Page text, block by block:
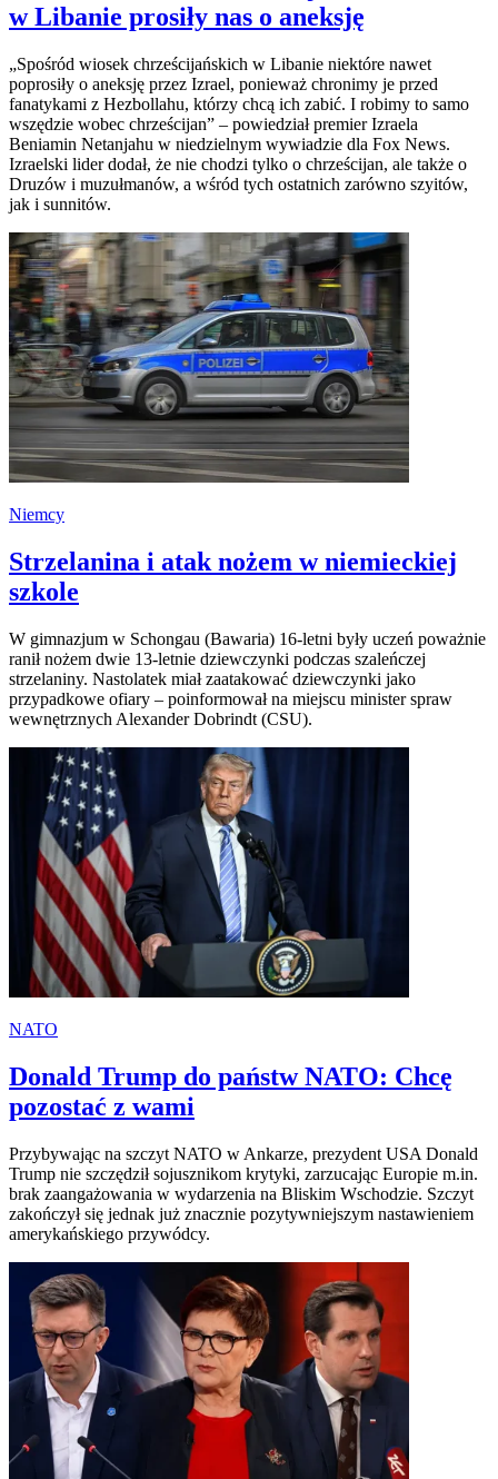
w Libanie prosiły nas o aneksję
„Spośród wiosek chrześcijańskich w Libanie niektóre nawet
poprosiły o aneksję przez Izrael, ponieważ chronimy je przed
fanatykami z Hezbollahu, którzy chcą ich zabić. I robimy to samo
wszędzie wobec chrześcijan” – powiedział premier Izraela
Beniamin Netanjahu w niedzielnym wywiadzie dla Fox News.
Izraelski lider dodał, że nie chodzi tylko o chrześcijan, ale także o
Druzów i muzułmanów, a wśród tych ostatnich zarówno szyitów,
jak i sunnitów.
Niemcy
Strzelanina i atak nożem w niemieckiej
szkole
W gimnazjum w Schongau (Bawaria) 16-letni były uczeń poważnie
ranił nożem dwie 13-letnie dziewczynki podczas szaleńczej
strzelaniny. Nastolatek miał zaatakować dziewczynki jako
przypadkowe ofiary – poinformował na miejscu minister spraw
wewnętrznych Alexander Dobrindt (CSU).
NATO
Donald Trump do państw NATO: Chcę
pozostać z wami
Przybywając na szczyt NATO w Ankarze, prezydent USA Donald
Trump nie szczędził sojusznikom krytyki, zarzucając Europie m.in.
brak zaangażowania w wydarzenia na Bliskim Wschodzie. Szczyt
zakończył się jednak już znacznie pozytywniejszym nastawieniem
amerykańskiego przywódcy.